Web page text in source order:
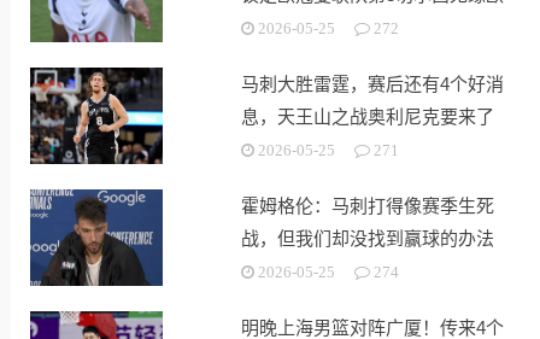
战2026-05-25 272
马刺大胜雷霆，赛后还有4个好消
息，天王山之战奥利尼克要来了
2026-05-25 271
霍姆格伦：马刺打得像赛季生死
战，但我们却没找到赢球的办法
2026-05-25 274
明晚上海男篮对阵广厦！传来4个